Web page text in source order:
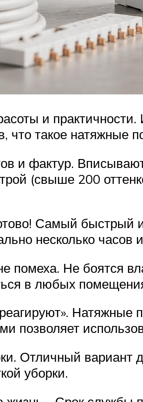
и
что такое натяжные
и фактур.
(свыше 200
Самый быстрый
несколько
помеха. Не боятся
в любых
Натяжные
позволяет
Отличный вариант
уборки.